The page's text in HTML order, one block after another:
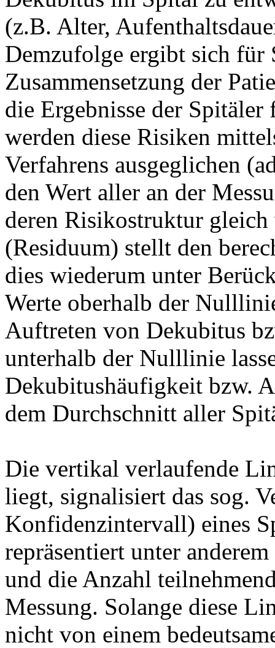
(z.B. Alter,
Demzufolge ergibt sich für
Zusammensetzung der
die Ergebnisse der
werden diese Risiken
Verfahrens ausgeglichen
den Wert aller an der
deren Risikostruktur gleich
(Residuum) stellt den
dies wiederum unter
Werte oberhalb der
Auftreten von Dekubitus
unterhalb der Nulllinie
Dekubitushäufigkeit bzw.
dem Durchschnitt aller
Die vertikal verlaufende
liegt, signalisiert das sog.
Konfidenzintervall) eines
repräsentiert unter
und die Anzahl
Messung. Solange diese
nicht von einem